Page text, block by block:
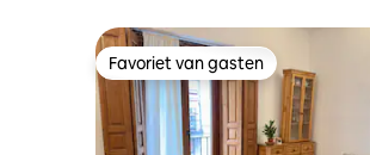
Favoriet van gasten
Favoriet van gasten